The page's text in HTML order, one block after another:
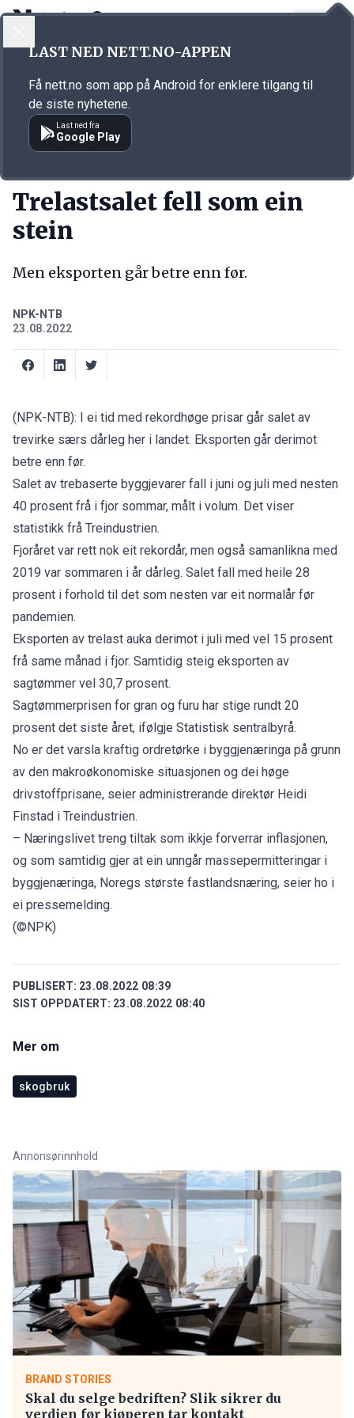
Annonsørinnhold
Trelastsalet fell som ein
stein
Men eksporten går betre enn før.
NPK-NTB
23.08.2022
(NPK-NTB): I ei tid med rekordhøge prisar går salet av
trevirke særs dårleg her i landet. Eksporten går derimot
betre enn før.
Salet av trebaserte byggjevarer fall i juni og juli med nesten
40 prosent frå i fjor sommar, målt i volum. Det viser
statistikk frå Treindustrien.
Fjoråret var rett nok eit rekordår, men også samanlikna med
2019 var sommaren i år dårleg. Salet fall med heile 28
prosent i forhold til det som nesten var eit normalår før
pandemien.
Eksporten av trelast auka derimot i juli med vel 15 prosent
frå same månad i fjor. Samtidig steig eksporten av
sagtømmer vel 30,7 prosent.
Sagtømmerprisen for gran og furu har stige rundt 20
prosent det siste året, ifølgje Statistisk sentralbyrå.
No er det varsla kraftig ordretørke i byggjenæringa på grunn
av den makroøkonomiske situasjonen og dei høge
drivstoffprisane, seier administrerande direktør Heidi
Finstad i Treindustrien.
– Næringslivet treng tiltak som ikkje forverrar inflasjonen,
og som samtidig gjer at ein unngår massepermitteringar i
byggjenæringa, Noregs største fastlandsnæring, seier ho i
ei pressemelding.
(©NPK)
PUBLISERT: 23.08.2022 08:39
SIST OPPDATERT: 23.08.2022 08:40
Mer om
skogbruk
Annonsørinnhold
BRAND STORIES
Skal du selge bedriften? Slik sikrer du
verdien før kjøperen tar kontakt
LAST NED NETT.NO-APPEN
Få nett.no som app på Android for enklere tilgang til
de siste nyhetene.
Last ned fra
Google Play